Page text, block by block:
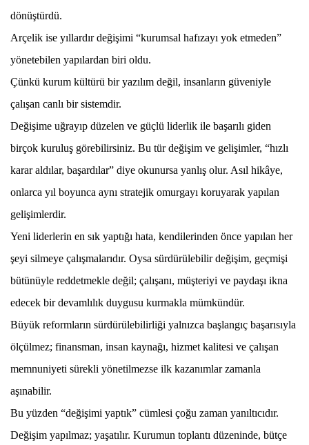
dönüştürdü.
Arçelik ise yıllardır değişimi “kurumsal hafızayı yok etmeden”
yönetebilen yapılardan biri oldu.
Çünkü kurum kültürü bir yazılım değil, insanların güveniyle
çalışan canlı bir sistemdir.
Değişime uğrayıp düzelen ve güçlü liderlik ile başarılı giden
birçok kuruluş görebilirsiniz. Bu tür değişim ve gelişimler, “hızlı
karar aldılar, başardılar” diye okunursa yanlış olur. Asıl hikâye,
onlarca yıl boyunca aynı stratejik omurgayı koruyarak yapılan
gelişimlerdir.
Yeni liderlerin en sık yaptığı hata, kendilerinden önce yapılan her
şeyi silmeye çalışmalarıdır. Oysa sürdürülebilir değişim, geçmişi
bütünüyle reddetmekle değil; çalışanı, müşteriyi ve paydaşı ikna
edecek bir devamlılık duygusu kurmakla mümkündür.
Büyük reformların sürdürülebilirliği yalnızca başlangıç başarısıyla
ölçülmez; finansman, insan kaynağı, hizmet kalitesi ve çalışan
memnuniyeti sürekli yönetilmezse ilk kazanımlar zamanla
aşınabilir.
Bu yüzden “değişimi yaptık” cümlesi çoğu zaman yanıltıcıdır.
Değişim yapılmaz; yaşatılır. Kurumun toplantı düzeninde, bütçe